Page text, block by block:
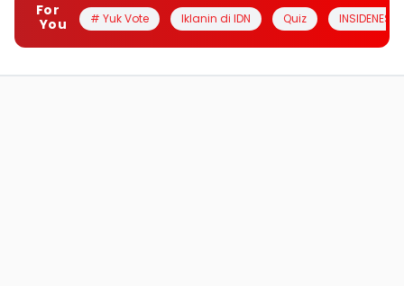
For
You
# Yuk Vote Iklanin di IDN Quiz INSIDENESIA